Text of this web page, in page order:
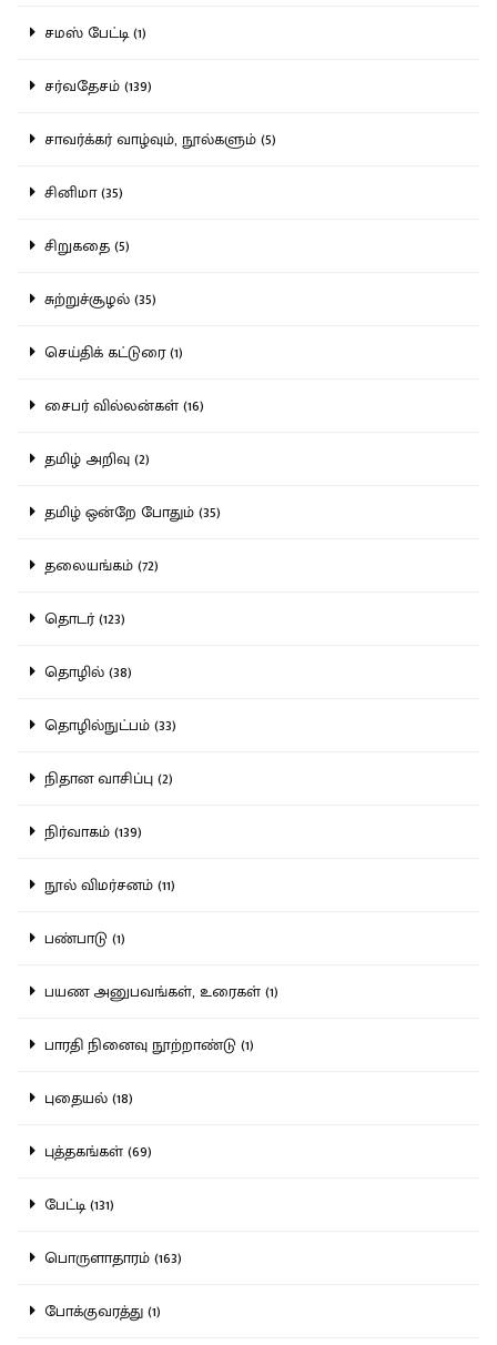
சமஸ் பேட்டி (1)
சர்வதேசம் (139)
சாவர்க்கர் வாழ்வும், நூல்களும் (5)
சினிமா (35)
சிறுகதை (5)
சுற்றுச்சூழல் (35)
செய்திக் கட்டுரை (1)
சைபர் வில்லன்கள் (16)
தமிழ் அறிவு (2)
தமிழ் ஒன்றே போதும் (35)
தலையங்கம் (72)
தொடர் (123)
தொழில் (38)
தொழில்நுட்பம் (33)
நிதான வாசிப்பு (2)
நிர்வாகம் (139)
நூல் விமர்சனம் (11)
பண்பாடு (1)
பயண அனுபவங்கள், உரைகள் (1)
பாரதி நினைவு நூற்றாண்டு (1)
புதையல் (18)
புத்தகங்கள் (69)
பேட்டி (131)
பொருளாதாரம் (163)
போக்குவரத்து (1)